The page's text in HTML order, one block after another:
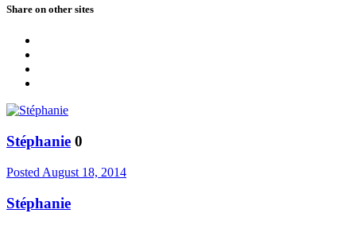
Share on other sites
Stéphanie 0
Posted August 18, 2014
Stéphanie